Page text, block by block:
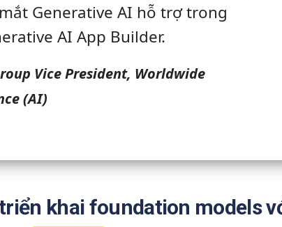
Generative AI hỗ trợ trong
AI App Builder.
Vice President, Worldwide
(AI)
khai foundation models